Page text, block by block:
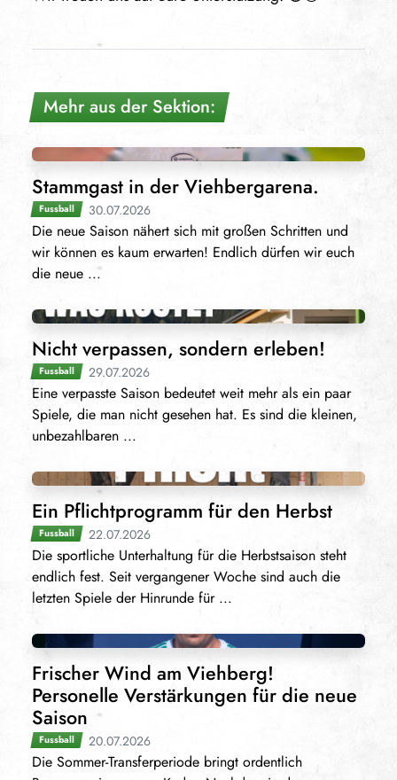
Mehr aus der Sektion:
Stammgast in der Viehbergarena.
Fussball 30.07.2026
Die neue Saison nähert sich mit großen Schritten und
wir können es kaum erwarten! Endlich dürfen wir euch
die neue ...
Nicht verpassen, sondern erleben!
Fussball 29.07.2026
Eine verpasste Saison bedeutet weit mehr als ein paar
Spiele, die man nicht gesehen hat. Es sind die kleinen,
unbezahlbaren ...
Ein Pflichtprogramm für den Herbst
Fussball 22.07.2026
Die sportliche Unterhaltung für die Herbstsaison steht
endlich fest. Seit vergangener Woche sind auch die
letzten Spiele der Hinrunde für ...
Frischer Wind am Viehberg!
Personelle Verstärkungen für die neue
Saison
Fussball 20.07.2026
Die Sommer-Transferperiode bringt ordentlich